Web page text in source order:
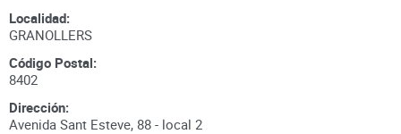
Localidad:
GRANOLLERS
Código Postal:
8402
Dirección:
Avenida Sant Esteve, 88 - local 2